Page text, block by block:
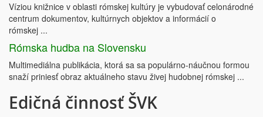
Víziou knižnice v oblasti rómskej kultúry je vybudovať celonárodné
centrum dokumentov, kultúrnych objektov a informácií o
rómskej ...
Rómska hudba na Slovensku
Multimediálna publikácia, ktorá sa sa populárno-náučnou formou
snaží priniesť obraz aktuálneho stavu živej hudobnej rómskej ...
Edičná činnosť ŠVK